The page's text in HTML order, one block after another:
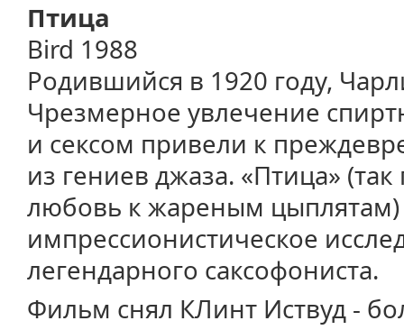
Птица
Bird 1988
Родившийся в 1920 году,
Чрезмерное увлечение
и сексом привели к
из гениев джаза. «Птица»
любовь к жареным
импрессионистическое
легендарного саксофониста.
Фильм снял КЛинт Иствуд -